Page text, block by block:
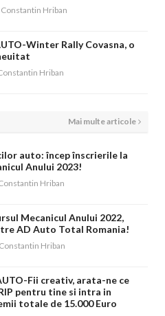
Constantin Hriban
Winter Rally Covasna, o
Hriban
Mai multe articole
auto: încep înscrierile la
Anului 2023!
Hriban
Mecanicul Anului 2022,
AD Auto Total Romania!
Hriban
Fii creativ, arata-ne ce
pentru tine si intra in
totale de 15.000 Euro